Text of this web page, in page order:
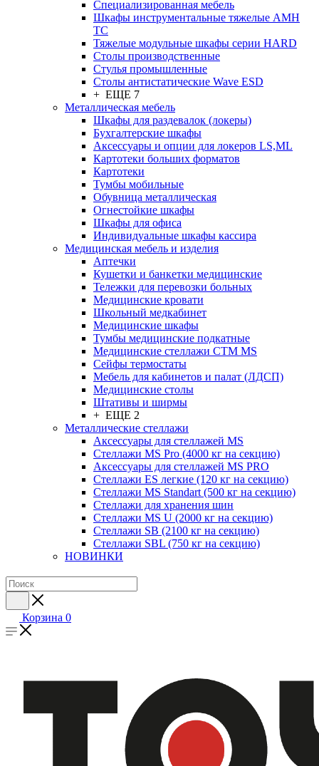
Cпециализированная мебель
Шкафы инструментальные тяжелые AMH
TC
Тяжелые модульные шкафы серии HARD
Столы производственные
Стулья промышленные
Столы антистатические Wave ESD
+ ЕЩЕ 7
Металлическая мебель
Шкафы для раздевалок (локеры)
Бухгалтерские шкафы
Аксессуары и опции для локеров LS,ML
Картотеки больших форматов
Картотеки
Тумбы мобильные
Обувница металлическая
Огнестойкие шкафы
Шкафы для офиса
Индивидуальные шкафы кассира
Медицинская мебель и изделия
Аптечки
Кушетки и банкетки медицинские
Тележки для перевозки больных
Медицинские кровати
Школьный медкабинет
Медицинские шкафы
Тумбы медицинские подкатные
Медицинские стеллажи CTM MS
Сейфы термостаты
Мебель для кабинетов и палат (ЛДСП)
Медицинские столы
Штативы и ширмы
+ ЕЩЕ 2
Металлические стеллажи
Аксессуары для стеллажей MS
Стеллажи MS Pro (4000 кг на секцию)
Аксессуары для стеллажей MS PRO
Стеллажи ES легкие (120 кг на секцию)
Стеллажи MS Standart (500 кг на секцию)
Стеллажи для хранения шин
Стеллажи MS U (2000 кг на секцию)
Стеллажи SB (2100 кг на секцию)
Стеллажи SBL (750 кг на секцию)
НОВИНКИ
Корзина 0